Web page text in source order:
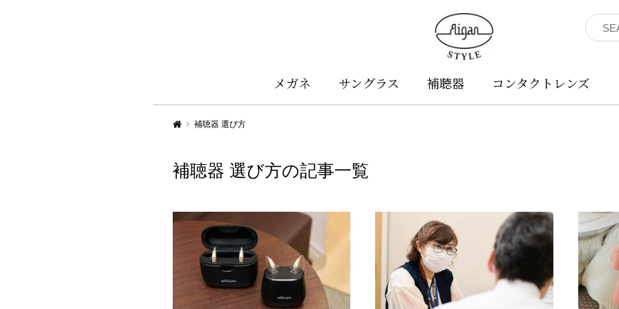
メガネ サングラス 補聴器 コンタクトレンズ
Aigan STYLE（メガネ・めがね）
補聴器 選び方
補聴器 選び方の記事一覧